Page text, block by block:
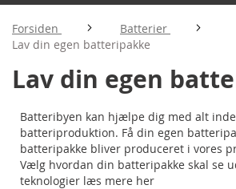
Forsiden
Batterier
Lav din egen batteripakke
Lav din egen
Batteribyen kan hjælpe dig med alt
batteriproduktion. Få din egen
batteripakke bliver produceret i vores
Vælg hvordan din batteripakke skal se
teknologier læs mere her